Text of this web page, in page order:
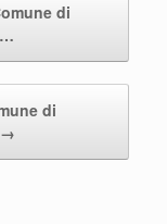
di
di
→